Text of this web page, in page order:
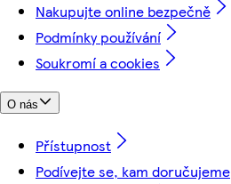
Nakupujte online bezpečně
Podmínky používání
Soukromí a cookies
O nás
Přístupnost
Podívejte se, kam doručujeme